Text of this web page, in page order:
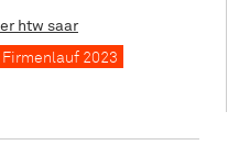
htw saar
Firmenlauf 2023